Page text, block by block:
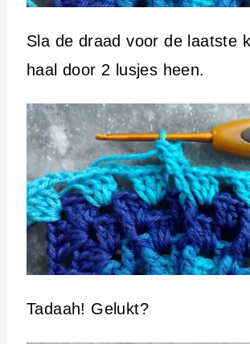
Sla de draad voor de laatste
haal door 2 lusjes heen.
Tadaah! Gelukt?